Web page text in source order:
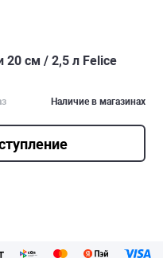
см / 2,5 л Felice
Наличие в магазинах